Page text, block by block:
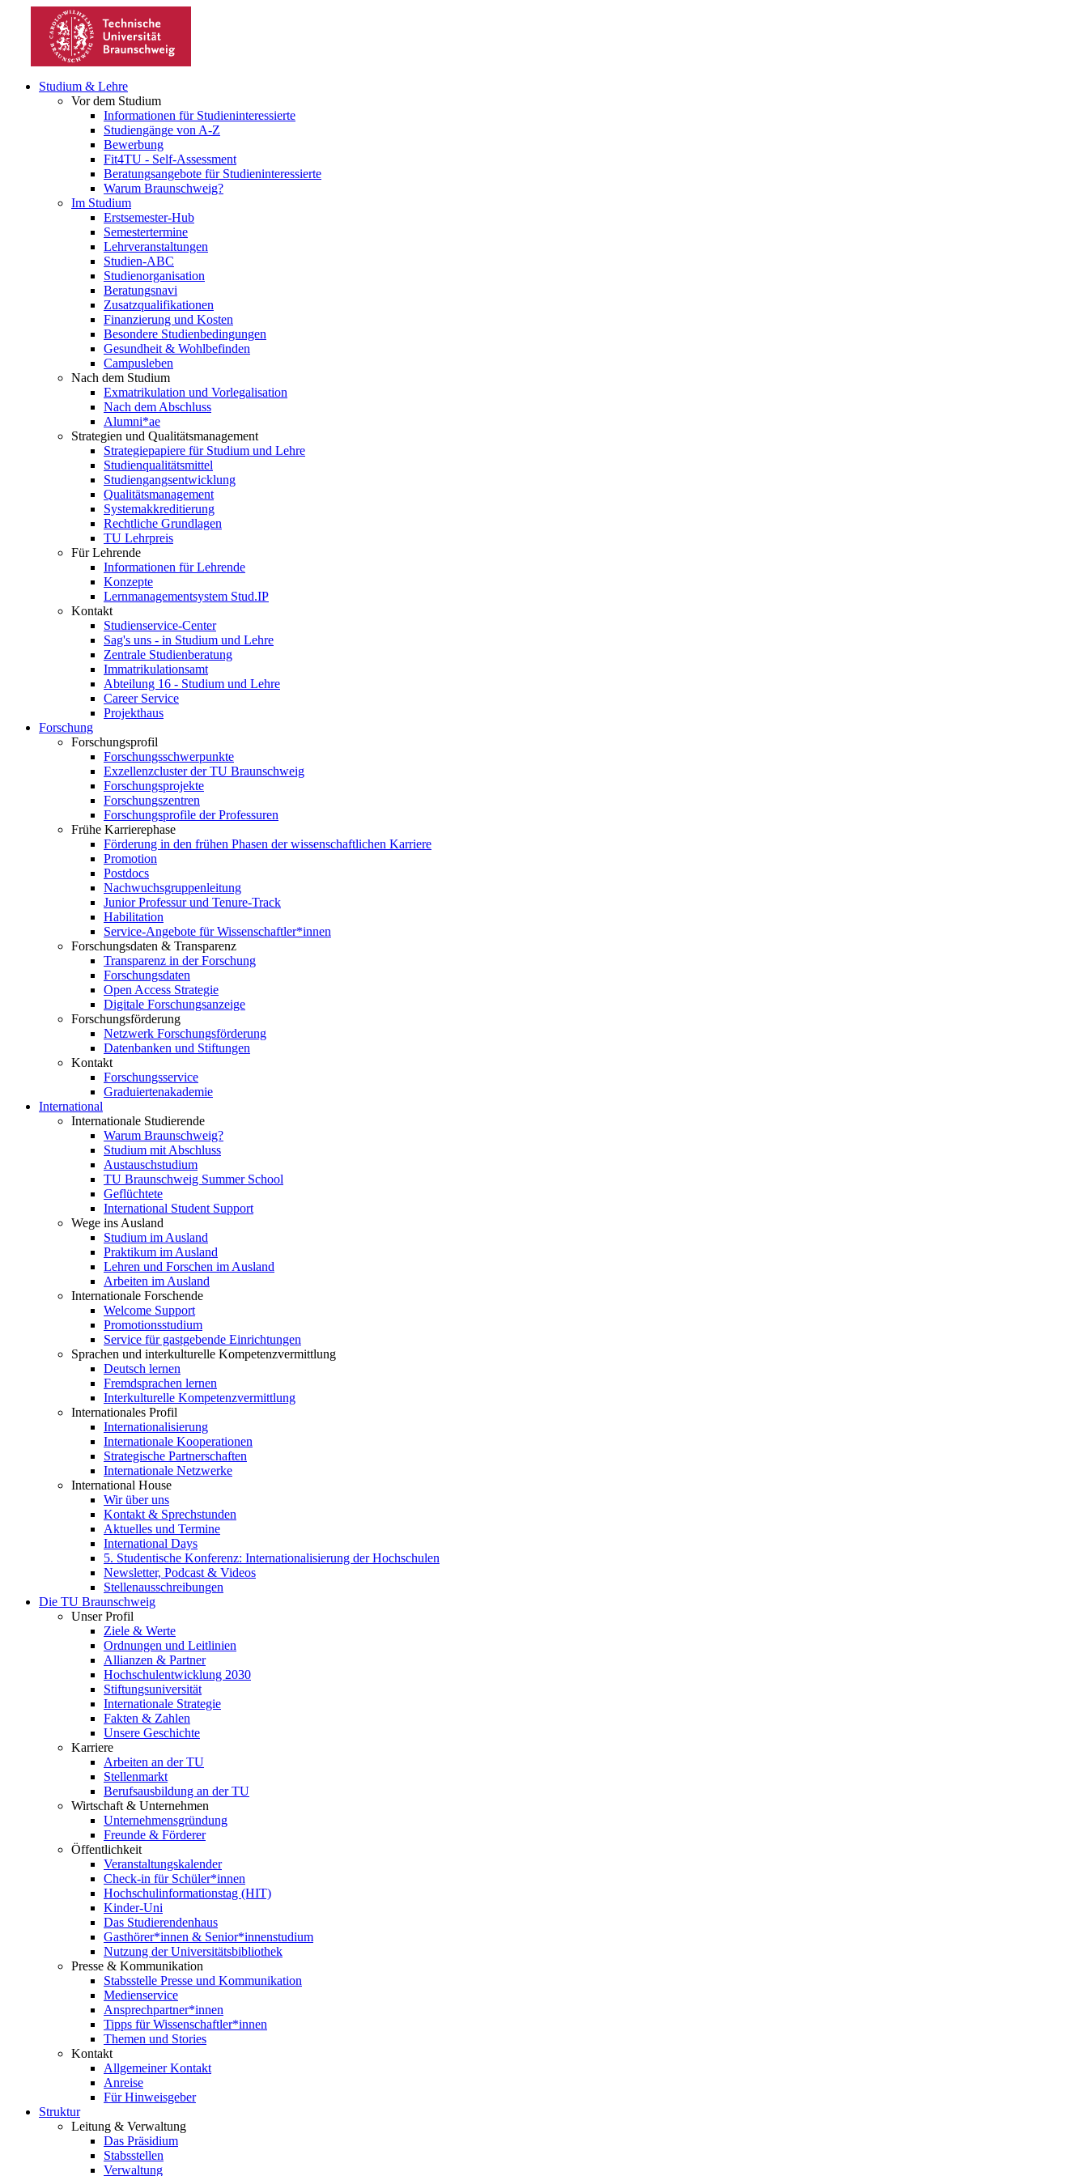
Studium & Lehre
Vor dem Studium
Informationen für Studieninteressierte
Studiengänge von A-Z
Bewerbung
Fit4TU - Self-Assessment
Beratungsangebote für Studieninteressierte
Warum Braunschweig?
Im Studium
Erstsemester-Hub
Semestertermine
Lehrveranstaltungen
Studien-ABC
Studienorganisation
Beratungsnavi
Zusatzqualifikationen
Finanzierung und Kosten
Besondere Studienbedingungen
Gesundheit & Wohlbefinden
Campusleben
Nach dem Studium
Exmatrikulation und Vorlegalisation
Nach dem Abschluss
Alumni*ae
Strategien und Qualitätsmanagement
Strategiepapiere für Studium und Lehre
Studienqualitätsmittel
Studiengangsentwicklung
Qualitätsmanagement
Systemakkreditierung
Rechtliche Grundlagen
TU Lehrpreis
Für Lehrende
Informationen für Lehrende
Konzepte
Lernmanagementsystem Stud.IP
Kontakt
Studienservice-Center
Sag's uns - in Studium und Lehre
Zentrale Studienberatung
Immatrikulationsamt
Abteilung 16 - Studium und Lehre
Career Service
Projekthaus
Forschung
Forschungsprofil
Forschungsschwerpunkte
Exzellenzcluster der TU Braunschweig
Forschungsprojekte
Forschungszentren
Forschungsprofile der Professuren
Frühe Karrierephase
Förderung in den frühen Phasen der wissenschaftlichen Karriere
Promotion
Postdocs
Nachwuchsgruppenleitung
Junior Professur und Tenure-Track
Habilitation
Service-Angebote für Wissenschaftler*innen
Forschungsdaten & Transparenz
Transparenz in der Forschung
Forschungsdaten
Open Access Strategie
Digitale Forschungsanzeige
Forschungsförderung
Netzwerk Forschungsförderung
Datenbanken und Stiftungen
Kontakt
Forschungsservice
Graduiertenakademie
International
Internationale Studierende
Warum Braunschweig?
Studium mit Abschluss
Austauschstudium
TU Braunschweig Summer School
Geflüchtete
International Student Support
Wege ins Ausland
Studium im Ausland
Praktikum im Ausland
Lehren und Forschen im Ausland
Arbeiten im Ausland
Internationale Forschende
Welcome Support
Promotionsstudium
Service für gastgebende Einrichtungen
Sprachen und interkulturelle Kompetenzvermittlung
Deutsch lernen
Fremdsprachen lernen
Interkulturelle Kompetenzvermittlung
Internationales Profil
Internationalisierung
Internationale Kooperationen
Strategische Partnerschaften
Internationale Netzwerke
International House
Wir über uns
Kontakt & Sprechstunden
Aktuelles und Termine
International Days
5. Studentische Konferenz: Internationalisierung der Hochschulen
Newsletter, Podcast & Videos
Stellenausschreibungen
Die TU Braunschweig
Unser Profil
Ziele & Werte
Ordnungen und Leitlinien
Allianzen & Partner
Hochschulentwicklung 2030
Stiftungsuniversität
Internationale Strategie
Fakten & Zahlen
Unsere Geschichte
Karriere
Arbeiten an der TU
Stellenmarkt
Berufsausbildung an der TU
Wirtschaft & Unternehmen
Unternehmensgründung
Freunde & Förderer
Öffentlichkeit
Veranstaltungskalender
Check-in für Schüler*innen
Hochschulinformationstag (HIT)
Kinder-Uni
Das Studierendenhaus
Gasthörer*innen & Senior*innenstudium
Nutzung der Universitätsbibliothek
Presse & Kommunikation
Stabsstelle Presse und Kommunikation
Medienservice
Ansprechpartner*innen
Tipps für Wissenschaftler*innen
Themen und Stories
Kontakt
Allgemeiner Kontakt
Anreise
Für Hinweisgeber
Struktur
Leitung & Verwaltung
Das Präsidium
Stabsstellen
Verwaltung